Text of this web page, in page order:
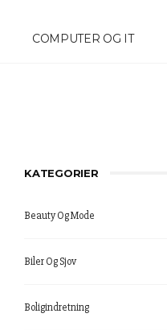
COMPUTER OG IT
KATEGORIER
Beauty Og Mode
Biler Og Sjov
Boligindretning